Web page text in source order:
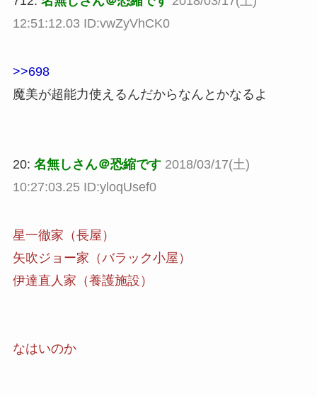
12:51:12.03 ID:vwZyVhCK0
>>698
魔美が超能力使えるんだからなんとかなるよ
20: 名無しさん＠恐縮です 2018/03/17(土)
10:27:03.25 ID:yloqUsef0
星一徹家（長屋）
矢吹ジョー家（バラック小屋）
伊達直人家（養護施設）
なはいのか